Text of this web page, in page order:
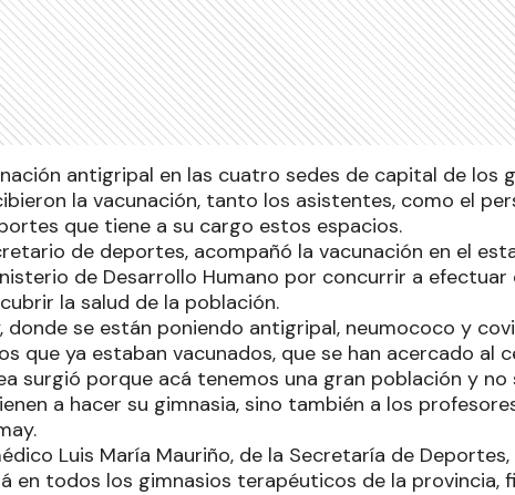
antigripal en las cuatro sedes de capital de los
la vacunación, tanto los asistentes, como el
que tiene a su cargo estos espacios.
de deportes, acompañó la vacunación en el
de Desarrollo Humano por concurrir a
la salud de la población.
donde se están poniendo antigripal, neumococo y
que ya estaban vacunados, que se han acercado al
surgió porque acá tenemos una gran población y
a hacer su gimnasia, sino también a los
Luis María Mauriño, de la Secretaría de
en todos los gimnasios terapéuticos de la provincia,